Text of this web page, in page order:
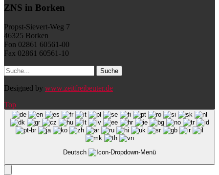
ZNS in Borken
Propst-Sievert-Weg 7
46325 Borken
Fon 02861 60561-00
Fax 02861 60561-10
Designed by www.zeitfreibeuter.de
Top
Deutsch